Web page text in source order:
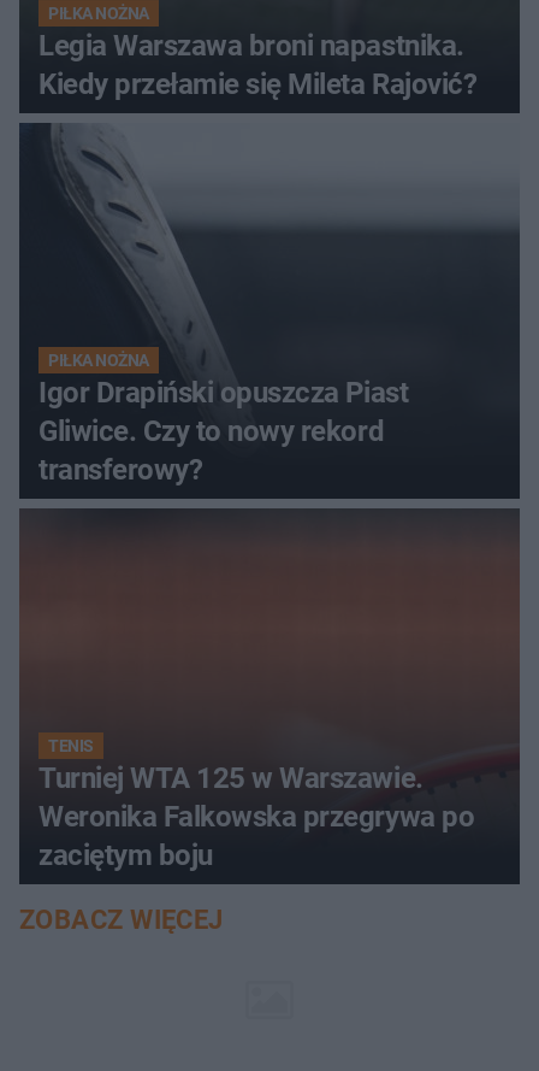
PIŁKA NOŻNA
Legia Warszawa broni napastnika.
Kiedy przełamie się Mileta Rajović?
PIŁKA NOŻNA
Igor Drapiński opuszcza Piast
Gliwice. Czy to nowy rekord
transferowy?
TENIS
Turniej WTA 125 w Warszawie.
Weronika Falkowska przegrywa po
zaciętym boju
ZOBACZ WIĘCEJ